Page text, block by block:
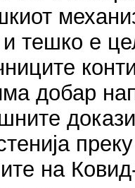
и тешко е
добар
на